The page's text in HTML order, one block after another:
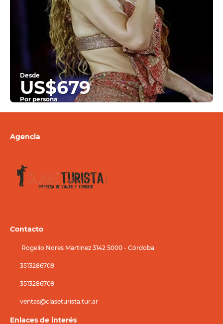
Desde
US$679
Por persona
Ver
Agencia
Contacto
Rogelio Nores Martinez 3142 5000 - Córdoba
3513286709
3513286709
ventas@claseturista.tur.ar
Enlaces de interés